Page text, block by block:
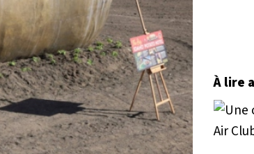
À lire